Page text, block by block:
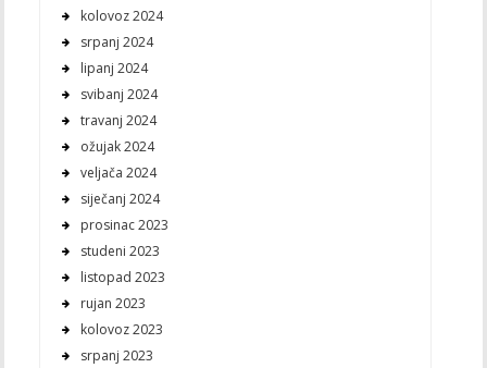
kolovoz 2024
srpanj 2024
lipanj 2024
svibanj 2024
travanj 2024
ožujak 2024
veljača 2024
siječanj 2024
prosinac 2023
studeni 2023
listopad 2023
rujan 2023
kolovoz 2023
srpanj 2023